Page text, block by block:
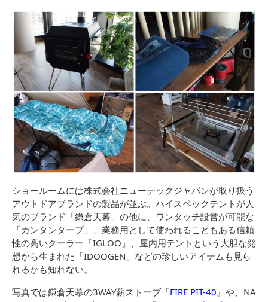
ショールームには株式会社ニューテックジャパンが取り扱う
アウトドアブランドの製品が並ぶ。ハイスペックテントが人
気のブランド「鎌倉天幕」の他に、ワンタッチ設営が可能な
「カンタンタープ」、業務用として使われることもある信頼
性の高いクーラー「IGLOO」、屋内用テントという大胆な発
想から生まれた「IDOOGEN」などの珍しいアイテムも見ら
れるかも知れない。
写真では鎌倉天幕の3WAY薪ストーブ『FIRE PIT-40』や、NA